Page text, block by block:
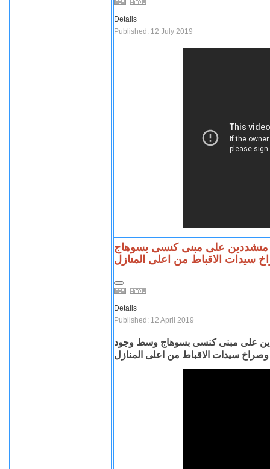
Details
Published: 12 July 2019
متشددين على مبنى كنسى بسوهاج
سيدات الاقباط من اعلى المنازل
Details
Published: 12 April 2019
على مبنى كنسى بسوهاج وسط وجود
وصراخ سيدات الاقباط من اعلى المنازل